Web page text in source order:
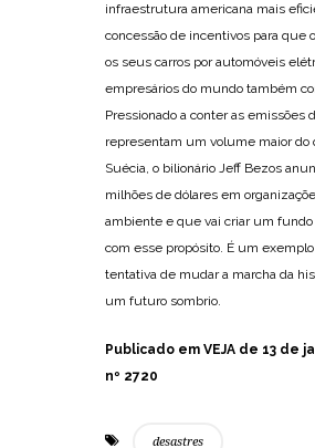
infraestrutura americana mais
concessão de incentivos para que
os seus carros por automóveis
empresários do mundo também
Pressionado a conter as emissões
representam um volume maior do
Suécia, o bilionário Jeff Bezos
milhões de dólares em
ambiente e que vai criar um
com esse propósito. É um
tentativa de mudar a marcha da
um futuro sombrio.
Publicado em VEJA de 13 de
nº 2720
desastres